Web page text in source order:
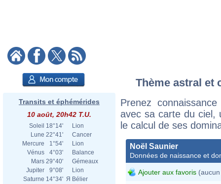
Transits et éphémérides
10 août, 20h42 T.U.
Soleil 18°14'
Lion
Lune 22°41'
Cancer
Mercure
1°54'
Lion
Vénus
4°03'
Balance
Mars 29°40'
Gémeaux
Jupiter
9°08'
Lion
Saturne 14°34' Я Bélier
Thème astral et
Prenez
avec sa carte du ciel,
le calcul de ses
Noël Saunier
Données de naissance et
Ajouter aux favoris